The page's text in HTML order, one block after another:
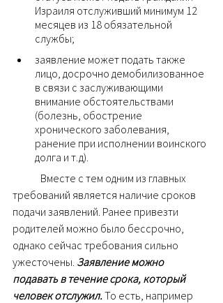
Израиля отслуживший минимум 12
месяцев из 18 обязательной
службы;
заявление может подать также
лицо, досрочно демобилизованное
в связи с заслуживающими
внимание обстоятельствами
(болезнь, обострение
хронического заболевания,
ранение при исполнении воинского
долга и т.д).
требований является наличие сроков
подачи заявлений. Ранее привезти
родителей можно было бессрочно,
однако сейчас требования сильно
ужесточены. Заявление можно
подавать в течение срока, который
человек отслужил. То есть, например